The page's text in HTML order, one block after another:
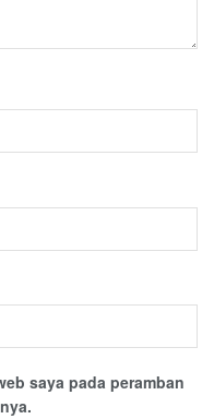
saya pada peramban